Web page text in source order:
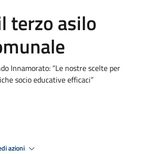
terzo asilo
Innamorato: “Le nostre scelte per
socio educative efficaci”
azioni